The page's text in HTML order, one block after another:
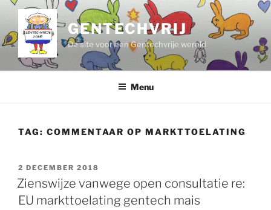
de
inhoud
GENTECHVRIJ
De site voor een Gentechvrije wereld
Menu
TAG: COMMENTAAR OP MARKTTOELATING
GEPLAATST
OP
2 DECEMBER 2018
Zienswijze vanwege open consultatie re:
EU markttoelating gentech mais